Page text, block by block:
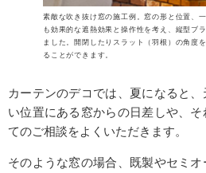
素敵な吹き抜け窓の施工例。窓の形と位置、
も効果的な遮熱効果と操作性を考え、縦型ブ
ました。開閉したりスラット（羽根）の角度
ることができます。
カーテンのデコでは、夏になると
い位置にある窓からの日差しや、
てのご相談をよくいただきます。
そのような窓の場合、既製やセミ